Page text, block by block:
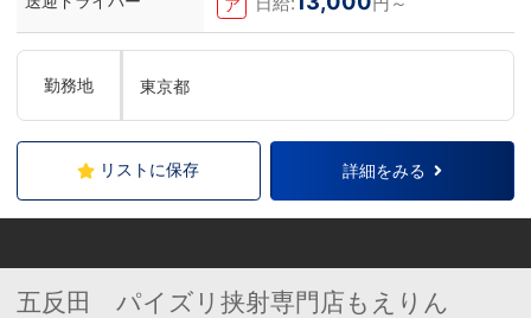
勤務地 東京都
リストに保存 詳細をみる
五反田 パイズリ挟射専門店もえりん